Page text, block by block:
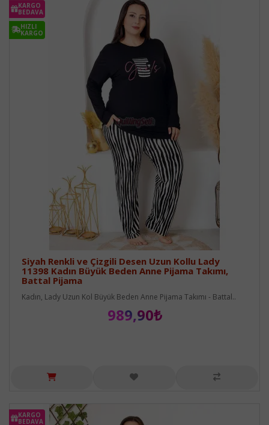
KARGO
BEDAVA
HIZLI
KARGO
Siyah Renkli ve Çizgili Desen Uzun Kollu Lady
11398 Kadın Büyük Beden Anne Pijama Takımı,
Battal Pijama
Kadın, Lady Uzun Kol Büyük Beden Anne Pijama Takımı - Battal..
989,90₺
KARGO
BEDAVA